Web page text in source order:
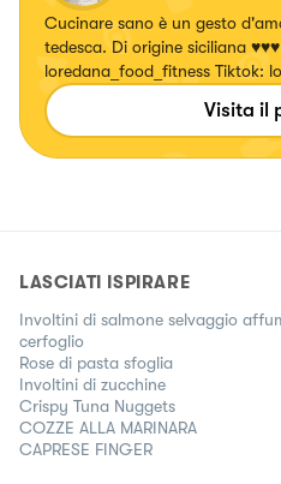
Cucinare sano è un gesto d'amore ♥️🥰 Abito
tedesca. Di origine siciliana ♥️♥️♥️ Instagram:
loredana_food_fitness Tiktok:
Visita il
LASCIATI ISPIRARE
Involtini di salmone selvaggio
cerfoglio
Rose di pasta sfoglia
Involtini di zucchine
Crispy Tuna Nuggets
COZZE ALLA MARINARA
CAPRESE FINGER